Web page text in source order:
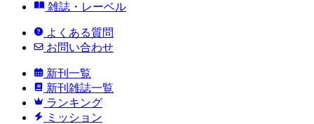
雑誌・レーベル
よくある質問
お問い合わせ
新刊一覧
新刊雑誌一覧
ランキング
ミッション